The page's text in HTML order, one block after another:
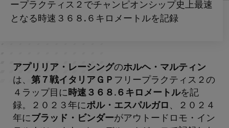
ープラクティス２でチャンピオンシップ史上最速
となる時速３６８.６キロメートルを記録
アプリリア・レーシングのホルヘ・マルティン
は、 第７戦イタリアＧＰ フリープラクティス２の
４ラップ目に時速３６８.６キロメートルを記
録。２０２３年にポル・エスパルガロ 、２０２４
年にブラッド・ビンダーがアウトードロモ・イン